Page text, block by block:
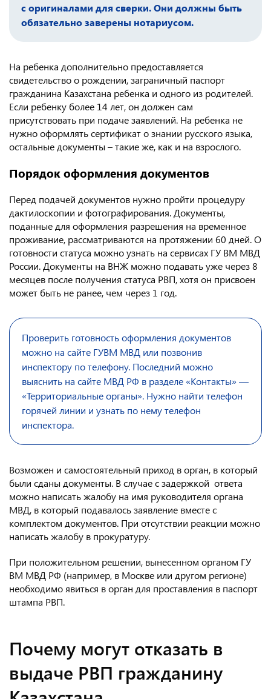
с оригиналами для сверки. Они должны быть
обязательно заверены нотариусом.
На ребенка дополнительно предоставляется
свидетельство о рождении, заграничный паспорт
гражданина Казахстана ребенка и одного из родителей.
Если ребенку более 14 лет, он должен сам
присутствовать при подаче заявлений. На ребенка не
нужно оформлять сертификат о знании русского языка,
остальные документы – такие же, как и на взрослого.
Порядок оформления документов
Перед подачей документов нужно пройти процедуру
дактилоскопии и фотографирования. Документы,
поданные для оформления разрешения на временное
проживание, рассматриваются на протяжении 60 дней. О
готовности статуса можно узнать на сервисах ГУ ВМ МВД
России. Документы на ВНЖ можно подавать уже через 8
месяцев после получения статуса РВП, хотя он присвоен
может быть не ранее, чем через 1 год.
Проверить готовность оформления документов
можно на сайте ГУВМ МВД или позвонив
инспектору по телефону. Последний можно
выяснить на сайте МВД РФ в разделе «Контакты» —
«Территориальные органы». Нужно найти телефон
горячей линии и узнать по нему телефон
инспектора.
Возможен и самостоятельный приход в орган, в который
были сданы документы. В случае с задержкой ответа
можно написать жалобу на имя руководителя органа
МВД, в который подавалось заявление вместе с
комплектом документов. При отсутствии реакции можно
написать жалобу в прокуратуру.
При положительном решении, вынесенном органом ГУ
ВМ МВД РФ (например, в Москве или другом регионе)
необходимо явиться в орган для проставления в паспорт
штампа РВП.
Почему могут отказать в
выдаче РВП гражданину